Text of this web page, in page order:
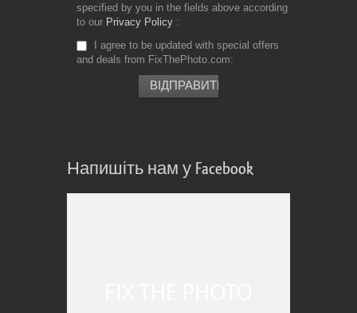
specified by you in the fields above according
to our Privacy Policy
I agree to be updated with special offers
and deals from FixThePhoto.com
Напишіть нам у Facebook